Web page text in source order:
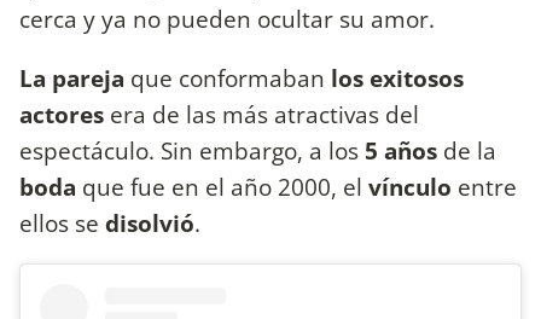
cerca y ya no pueden ocultar su amor.
La pareja que conformaban los exitosos
actores era de las más atractivas del
espectáculo. Sin embargo, a los 5 años de la
boda que fue en el año 2000, el vínculo entre
ellos se disolvió.